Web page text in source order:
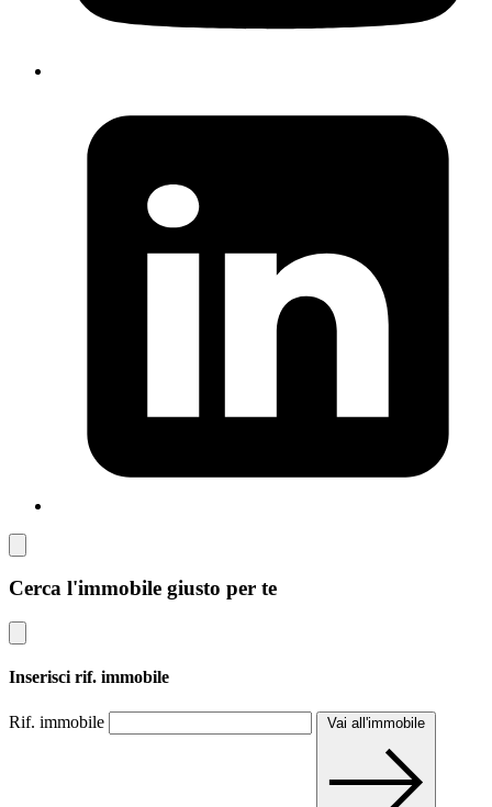
Cerca l'immobile giusto per te
Inserisci rif. immobile
Rif. immobile Vai all'immobile